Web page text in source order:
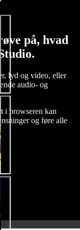
på, hvad
lyd og video, eller
audio- og
i browseren kan
og føre alle